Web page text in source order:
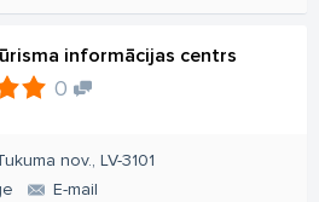
informācijas centrs
0
nov., LV-3101
E-mail